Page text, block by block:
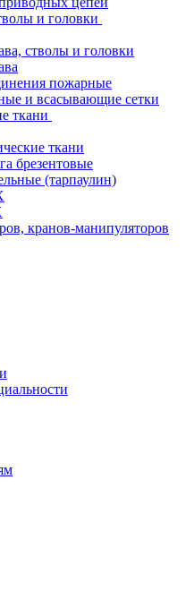
и головки
стволы и головки
пожарные
и всасывающие сетки
ткани
ткани
брезентовые
(тарпаулин)
кранов-манипуляторов